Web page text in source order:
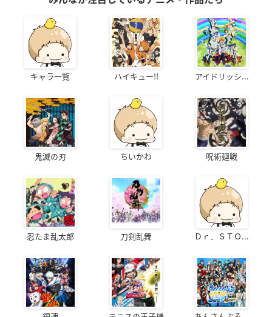
キャラ一覧 ハイキュー!! アイドリッシ...
鬼滅の刃 ちいかわ 呪術廻戦
忍たま乱太郎 刀剣乱舞 Ｄｒ．ＳＴＯ...